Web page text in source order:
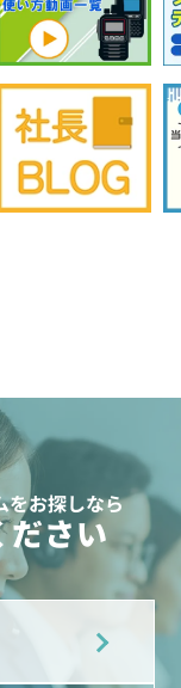
をお探しなら
さい